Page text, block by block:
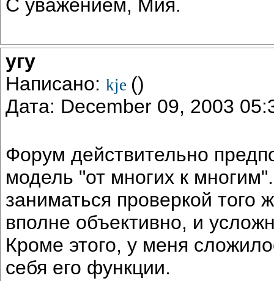
С уважением, Мия.
угу
Написано: kje ()
Дата: December 09, 2003
Форум действительно
модель "от многих к
заниматься проверкой того
вполне объективно, и
Кроме этого, у меня
себя его функции.